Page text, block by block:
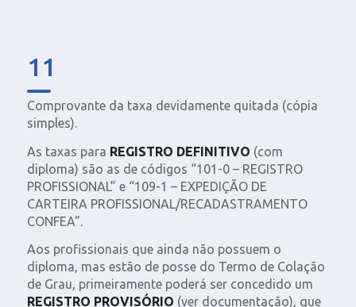
11
Comprovante da taxa devidamente quitada (cópia
simples).
As taxas para REGISTRO DEFINITIVO (com
diploma) são as de códigos “101-0 – REGISTRO
PROFISSIONAL” e “109-1 – EXPEDIÇÃO DE
CARTEIRA PROFISSIONAL/RECADASTRAMENTO
CONFEA”.
Aos profissionais que ainda não possuem o
diploma, mas estão de posse do Termo de Colação
de Grau, primeiramente poderá ser concedido um
REGISTRO PROVISÓRIO (ver documentação), que